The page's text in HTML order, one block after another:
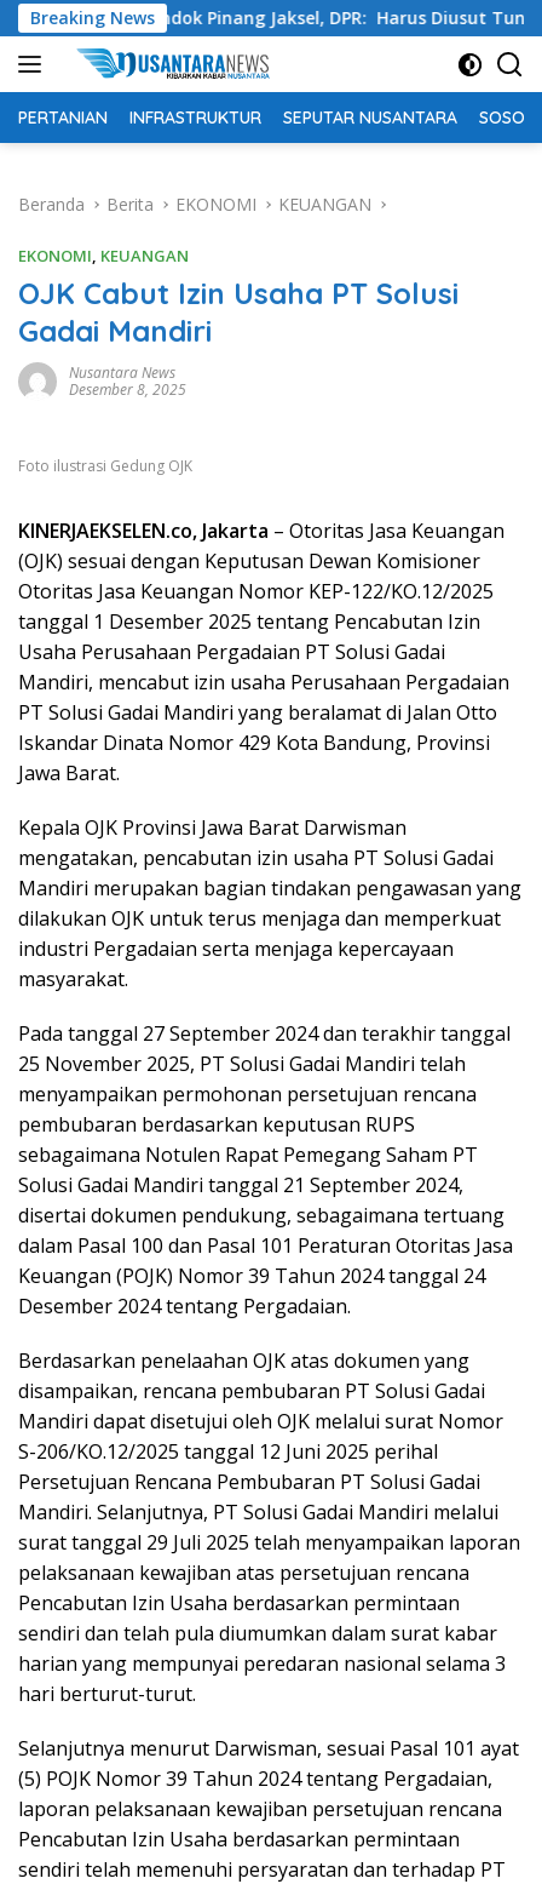
Langsung
ke
konten
Breaking News
Pondok Pinang Jaksel, DPR: Harus Diusut Tuntas
PERTANIAN INFRASTRUKTUR SEPUTAR NUSANTARA SOSOK
Beranda Berita EKONOMI KEUANGAN
EKONOMI, KEUANGAN
OJK Cabut Izin Usaha PT Solusi
Gadai Mandiri
Nusantara News
Desember 8, 2025
Foto ilustrasi Gedung OJK
KINERJAEKSELEN.co, Jakarta – Otoritas Jasa Keuangan
(OJK) sesuai dengan Keputusan Dewan Komisioner
Otoritas Jasa Keuangan Nomor KEP-122/KO.12/2025
tanggal 1 Desember 2025 tentang Pencabutan Izin
Usaha Perusahaan Pergadaian PT Solusi Gadai
Mandiri, mencabut izin usaha Perusahaan Pergadaian
PT Solusi Gadai Mandiri yang beralamat di Jalan Otto
Iskandar Dinata Nomor 429 Kota Bandung, Provinsi
Jawa Barat.
Kepala OJK Provinsi Jawa Barat Darwisman
mengatakan, pencabutan izin usaha PT Solusi Gadai
Mandiri merupakan bagian tindakan pengawasan yang
dilakukan OJK untuk terus menjaga dan memperkuat
industri Pergadaian serta menjaga kepercayaan
masyarakat.
Pada tanggal 27 September 2024 dan terakhir tanggal
25 November 2025, PT Solusi Gadai Mandiri telah
menyampaikan permohonan persetujuan rencana
pembubaran berdasarkan keputusan RUPS
sebagaimana Notulen Rapat Pemegang Saham PT
Solusi Gadai Mandiri tanggal 21 September 2024,
disertai dokumen pendukung, sebagaimana tertuang
dalam Pasal 100 dan Pasal 101 Peraturan Otoritas Jasa
Keuangan (POJK) Nomor 39 Tahun 2024 tanggal 24
Desember 2024 tentang Pergadaian.
Berdasarkan penelaahan OJK atas dokumen yang
disampaikan, rencana pembubaran PT Solusi Gadai
Mandiri dapat disetujui oleh OJK melalui surat Nomor
S-206/KO.12/2025 tanggal 12 Juni 2025 perihal
Persetujuan Rencana Pembubaran PT Solusi Gadai
Mandiri. Selanjutnya, PT Solusi Gadai Mandiri melalui
surat tanggal 29 Juli 2025 telah menyampaikan laporan
pelaksanaan kewajiban atas persetujuan rencana
Pencabutan Izin Usaha berdasarkan permintaan
sendiri dan telah pula diumumkan dalam surat kabar
harian yang mempunyai peredaran nasional selama 3
hari berturut-turut.
Selanjutnya menurut Darwisman, sesuai Pasal 101 ayat
(5) POJK Nomor 39 Tahun 2024 tentang Pergadaian,
laporan pelaksanaan kewajiban persetujuan rencana
Pencabutan Izin Usaha berdasarkan permintaan
sendiri telah memenuhi persyaratan dan terhadap PT